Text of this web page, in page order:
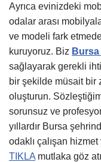
Ayrıca evinizdeki
odalar arası
ve modeli fark
kuruyoruz. Biz
sağlayarak gerekli
bir şekilde müsait bir
oluşturun.
sorunsuz ve
yıllardır Bursa
odaklı çalışan
TIKLA mutlaka göz